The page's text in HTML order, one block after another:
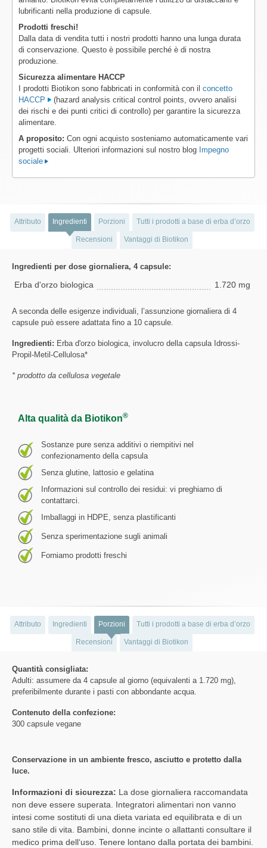
lubrificanti nella produzione di capsule.
Prodotti freschi!
Dalla data di vendita tutti i nostri prodotti hanno una lunga durata
di conservazione. Questo è possibile perché è di nostra
produzione.
Sicurezza alimentare HACCP
I prodotti Biotikon sono fabbricati in conformità con il concetto
HACCP
(hazard analysis critical control points, ovvero analisi
dei rischi e dei punti critici di controllo) per garantire la sicurezza
alimentare.
A proposito: Con ogni acquisto sosteniamo automaticamente vari
progetti sociali. Ulteriori informazioni sul nostro blog Impegno
sociale
Attributo Ingredienti Porzioni Tutti i prodotti a base di erba d’orzo
Recensioni Vantaggi di Biotikon
Ingredienti per dose giornaliera, 4 capsule:
Erba d'orzo biologica 1.720 mg
A seconda delle esigenze individuali, l’assunzione giornaliera di 4
capsule può essere adattata fino a 10 capsule.
Ingredienti: Erba d'orzo biologica, involucro della capsula Idrossi-
Propil-Metil-Cellulosa*
* prodotto da cellulosa vegetale
Alta qualità da Biotikon®
Sostanze pure senza additivi o riempitivi nel
confezionamento della capsula
Senza glutine, lattosio e gelatina
Informazioni sul controllo dei residui: vi preghiamo di
contattarci.
Imballaggi in HDPE, senza plastificanti
Senza sperimentazione sugli animali
Forniamo prodotti freschi
Attributo Ingredienti Porzioni Tutti i prodotti a base di erba d’orzo
Recensioni Vantaggi di Biotikon
Quantità consigliata:
Adulti: assumere da 4 capsule al giorno (equivalenti a 1.720 mg),
preferibilmente durante i pasti con abbondante acqua.
Contenuto della confezione:
300 capsule vegane
Conservazione in un ambiente fresco, asciutto e protetto dalla
luce.
Informazioni di sicurezza: La dose giornaliera raccomandata
non deve essere superata. Integratori alimentari non vanno
intesi come sostituti di una dieta variata ed equilibrata e di un
sano stile di vita. Bambini, donne incinte o allattanti consultare il
medico prima dell‘uso. Tenere lontano dalla portata dei bambini.